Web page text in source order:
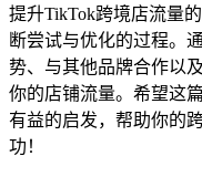
提升TikTok跨境店流量
断尝试与优化的过程。
势、与其他品牌合作以
你的店铺流量。希望这
有益的启发，帮助你的
功！